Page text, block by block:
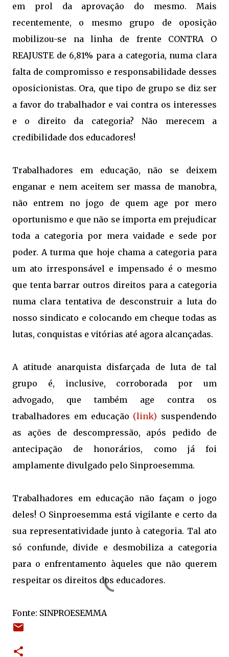
em prol da aprovação do mesmo. Mais
recentemente, o mesmo grupo de oposição
mobilizou-se na linha de frente CONTRA O
REAJUSTE de 6,81% para a categoria, numa clara
falta de compromisso e responsabilidade desses
oposicionistas. Ora, que tipo de grupo se diz ser
a favor do trabalhador e vai contra os interesses
e o direito da categoria? Não merecem a
credibilidade dos educadores!
Trabalhadores em educação, não se deixem
enganar e nem aceitem ser massa de manobra,
não entrem no jogo de quem age por mero
oportunismo e que não se importa em prejudicar
toda a categoria por mera vaidade e sede por
poder. A turma que hoje chama a categoria para
um ato irresponsável e impensado é o mesmo
que tenta barrar outros direitos para a categoria
numa clara tentativa de desconstruir a luta do
nosso sindicato e colocando em cheque todas as
lutas, conquistas e vitórias até agora alcançadas.
A atitude anarquista disfarçada de luta de tal
grupo é, inclusive, corroborada por um
advogado, que também age contra os
trabalhadores em educação (link) suspendendo
as ações de descompressão, após pedido de
antecipação de honorários, como já foi
amplamente divulgado pelo Sinproesemma.
Trabalhadores em educação não façam o jogo
deles! O Sinproesemma está vigilante e certo da
sua representatividade junto à categoria. Tal ato
só confunde, divide e desmobiliza a categoria
para o enfrentamento àqueles que não querem
respeitar os direitos dos educadores.
Fonte: SINPROESEMMA